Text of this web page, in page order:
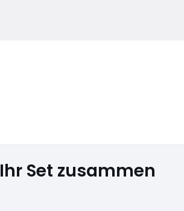
Set zusammen